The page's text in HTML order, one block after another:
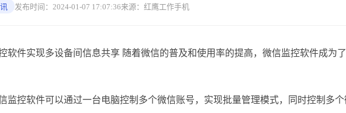
发布时间：2024-01-07 17:07:36来源：红鹰工作手机
软件实现多设备间信息共享 随着微信的普及和使用率的提高，微信监控软件成为
监控软件可以通过一台电脑控制多个微信账号，实现批量管理模式，同时控制多个